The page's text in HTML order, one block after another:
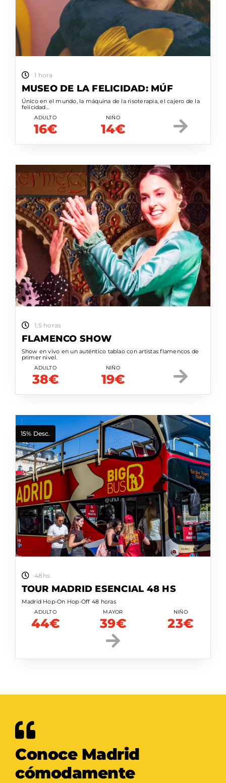
1 hora
MUSEO DE LA FELICIDAD: MÚF
Único en el mundo, la máquina de la risoterapia, el cajero de la
felicidad…
ADULTO
16€
NIÑO
14€
1,5 horas
FLAMENCO SHOW
Show en vivo en un auténtico tablao con artistas flamencos de
primer nivel.
ADULTO
38€
NIÑO
19€
15% Desc.
48hs
TOUR MADRID ESENCIAL 48 HS
Madrid Hop-On Hop-Off 48 horas
ADULTO
44€
MAYOR
39€
NIÑO
23€
Conoce Madrid
cómodamente